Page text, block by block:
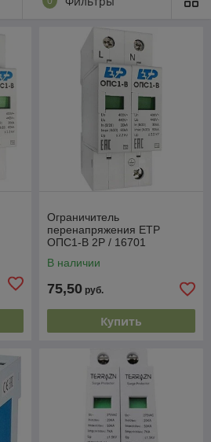
Ограничитель
перенапряжения ETP
ОПС1-B 2P / 16701
В наличии
75,50 руб.
Купить